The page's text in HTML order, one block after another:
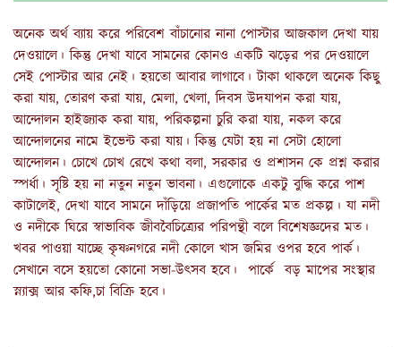
অনেক অর্থ ব্যায় করে পরিবেশ বাঁচানোর নানা পোস্টার আজকাল দেখা যায়
দেওয়ালে। কিন্তু দেখা যাবে সামনের কোনও একটি ঝড়ের পর দেওয়ালে
সেই পোস্টার আর নেই। হয়তো আবার লাগাবে। টাকা থাকলে অনেক কিছু
করা যায়, তোরণ করা যায়, মেলা, খেলা, দিবস উদযাপন করা যায়,
আন্দোলন হাইজ্যাক করা যায়, পরিকল্পনা চুরি করা যায়, নকল করে
আন্দোলনের নামে ইভেন্ট করা যায়। কিন্তু যেটা হয় না সেটা হোলো
আন্দোলন। চোখে চোখ রেখে কথা বলা, সরকার ও প্রশাসন কে প্রশ্ন করার
স্পর্ধা। সৃষ্টি হয় না নতুন নতুন ভাবনা। এগুলোকে একটু বুদ্ধি করে পাশ
কাটালেই, দেখা যাবে সামনে দাঁড়িয়ে প্রজাপতি পার্কের মত প্রকল্প। যা নদী
ও নদীকে ঘিরে স্বাভাবিক জীববৈচিত্র্যের পরিপন্থী বলে বিশেষজ্ঞদের মত।
খবর পাওয়া যাচ্ছে কৃষ্ণনগরে নদী কোলে খাস জমির ওপর হবে পার্ক।
সেখানে বসে হয়তো কোনো সভা-উৎসব হবে। পার্কে বড় মাপের সংস্থার
স্ন্যাক্স আর কফি,চা বিক্রি হবে।